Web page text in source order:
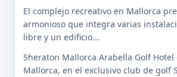
El complejo recreativo en Mallorca
armonioso que integra varias
libre y un edificio...
Sheraton Mallorca Arabella Golf
Mallorca, en el exclusivo club de golf